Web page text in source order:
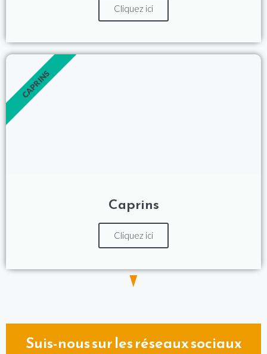
Cliquez ici
Caprins
Cliquez ici
CAPRINS
Suis-nous sur les réseaux sociaux